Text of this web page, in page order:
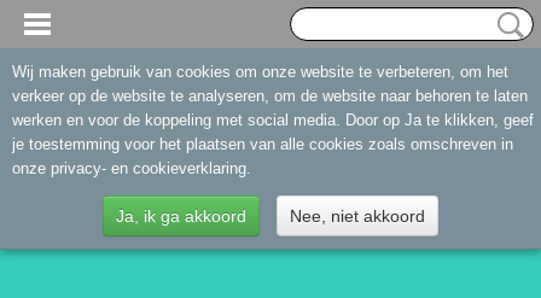
Wij maken gebruik van cookies om onze website te verbeteren, om het
verkeer op de website te analyseren, om de website naar behoren te laten
werken en voor de koppeling met social media. Door op Ja te klikken, geef
je toestemming voor het plaatsen van alle cookies zoals omschreven in
onze privacy- en cookieverklaring.
Ja, ik ga akkoord Nee, niet akkoord